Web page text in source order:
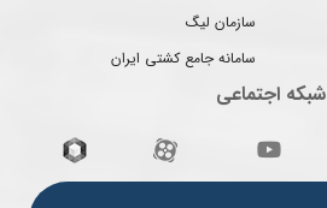
سازمان لیگ
سامانه جامع کشتی ایران
شبکه اجتماعی